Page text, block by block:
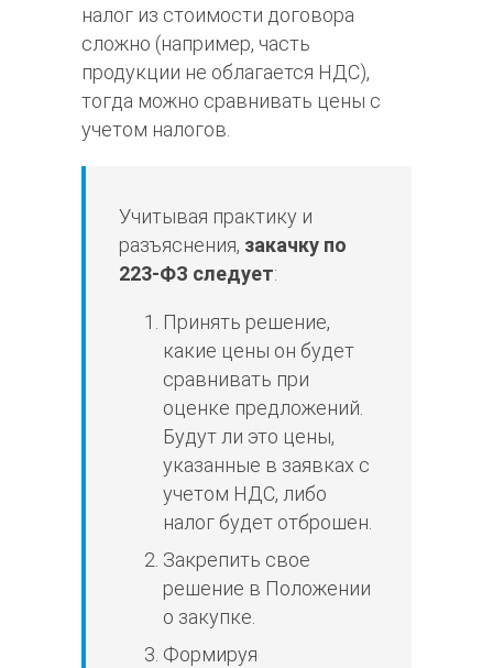
налог из стоимости договора
сложно (например, часть
продукции не облагается НДС),
тогда можно сравнивать цены с
учетом налогов.
Учитывая практику и
разъяснения, закачку по
223-ФЗ следует:
Принять решение,
какие цены он будет
сравнивать при
оценке предложений.
Будут ли это цены,
указанные в заявках с
учетом НДС, либо
налог будет отброшен.
Закрепить свое
решение в Положении
о закупке.
Формируя